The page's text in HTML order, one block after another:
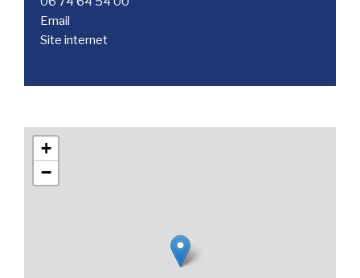
Email
Site internet
+
−